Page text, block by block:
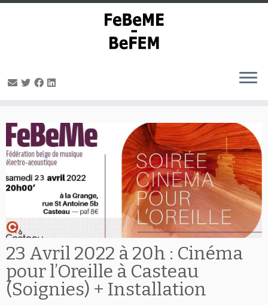
contenu
23 Avril 2022 à 20h : Cinéma
pour l’Oreille à Casteau
(Soignies) + Installation